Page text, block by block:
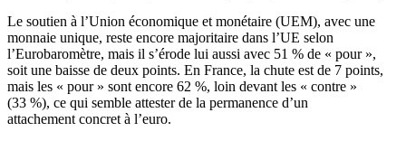
Le soutien à l’Union économique et monétaire (UEM), avec une
monnaie unique, reste encore majoritaire dans l’UE selon
l’Eurobaromètre, mais il s’érode lui aussi avec 51 % de « pour »,
soit une baisse de deux points. En France, la chute est de 7 points,
mais les « pour » sont encore 62 %, loin devant les « contre »
(33 %), ce qui semble attester de la permanence d’un
attachement concret à l’euro.